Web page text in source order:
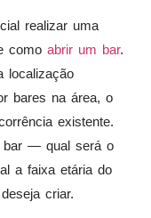
realizar uma
como abrir um bar.
localização
bares na área, o
existente.
bar — qual será o
a faixa etária do
criar.